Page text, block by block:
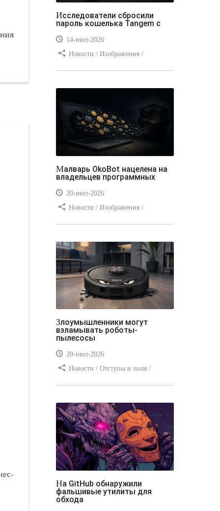
Исследователи сбросили
пароль кошелька Tangem с
14-июл-2026
Новости / Изображения /
/ Вёрстка / Видео уроки
Малварь OkoBot нацелена на
владельцев программных
20-июл-2026
Новости / Изображения /
Самоучитель CSS / Линии и рамки /
Видео уроки / Заработок
Злоумышленники могут
взламывать роботы-
пылесосы
20-июл-2026
Новости / Отступы и поля /
/ Текст / Цвет / Видео уроки
На GitHub обнаружили
фальшивые утилиты для
обхода